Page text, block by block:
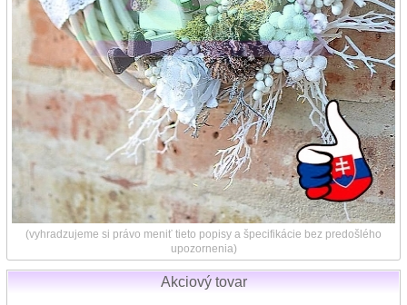
(vyhradzujeme si právo meniť tieto popisy a špecifikácie bez predošlého
upozornenia)
Akciový tovar